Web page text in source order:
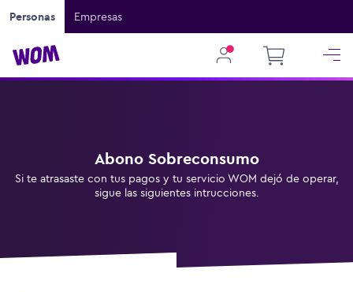
Personas Empresas
Abono Sobreconsumo
Si te atrasaste con tus pagos y tu servicio WOM dejó de operar,
sigue las siguientes intrucciones.